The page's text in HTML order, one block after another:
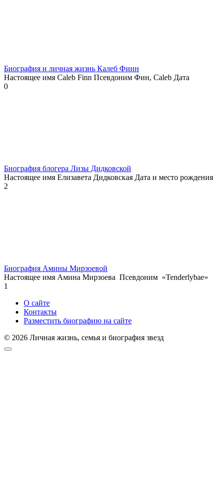
Биография и личная жизнь Калеб Финн
Настоящее имя Caleb Finn Псевдоним Фин, Caleb Дата
0
Биография блогера Лизы Дидковской
Настоящее имя Елизавета Дидковская Дата и место рождения
2
Биография Амины Мирзоевой
Настоящее имя Амина Мирзоева Псевдоним «Tenderlybae»
1
О сайте
Контакты
Разместить биографию на сайте
© 2026 Личная жизнь, семья и биография звезд